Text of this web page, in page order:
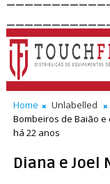
Home Unlabelled
Bombeiros de Baião
há 22 anos
Diana e Joel